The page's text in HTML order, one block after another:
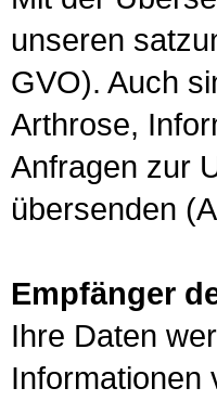
unseren
GVO). Auch
Arthrose,
Anfragen zur
übersenden
Empfänger
Ihre Daten
Informationen